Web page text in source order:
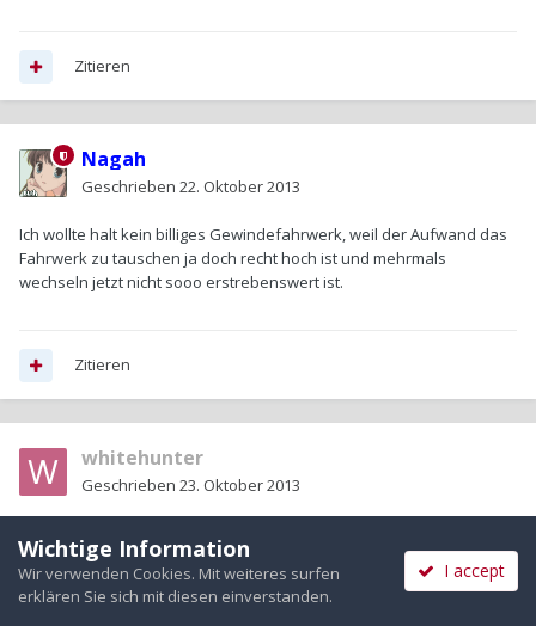
Zitieren
Nagah
Geschrieben 22. Oktober 2013
Ich wollte halt kein billiges Gewindefahrwerk, weil der Aufwand das
Fahrwerk zu tauschen ja doch recht hoch ist und mehrmals
wechseln jetzt nicht sooo erstrebenswert ist.
Zitieren
whitehunter
Geschrieben 23. Oktober 2013
Das DTS SX, sprich, das billigere welches man mit KW Var.1 und AP
und Weitec vergleichen kann. Nicht härteverstellbar, ganz normales
Wichtige Information
Wir verwenden Cookies. Mit weiteres surfen
erklären Sie sich mit diesen einverstanden.
I accept